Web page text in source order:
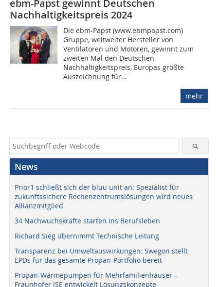
ebm-Papst gewinnt Deutschen
Nachhaltigkeitspreis 2024
Die ebm-Papst (www.ebmpapst.com)
Gruppe, weltweiter Hersteller von
Ventilatoren und Motoren, gewinnt zum
zweiten Mal den Deutschen
Nachhaltigkeitspreis, Europas größte
Auszeichnung für...
mehr
News
Prior1 schließt sich der bluu unit an: Spezialist für
zukunftssichere Rechenzentrumslösungen wird neues
Allianzmitglied
34 Nachwuchskräfte starten ins Berufsleben
Richard Sieg übernimmt Technische Leitung
Transparenz bei Umweltauswirkungen: Swegon stellt
EPDs für das gesamte Propan-Portfolio bereit
Propan-Wärmepumpen für Mehrfamilienhäuser –
Fraunhofer ISE entwickelt Lösungskonzepte